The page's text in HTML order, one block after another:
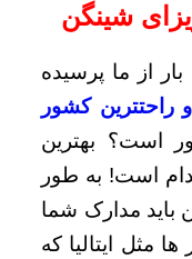
شینگن
از ما پرسیده
راحتترین کشور
است؟ بهترین
است! به طور
باید مدارک شما
مثل ایتالیا که